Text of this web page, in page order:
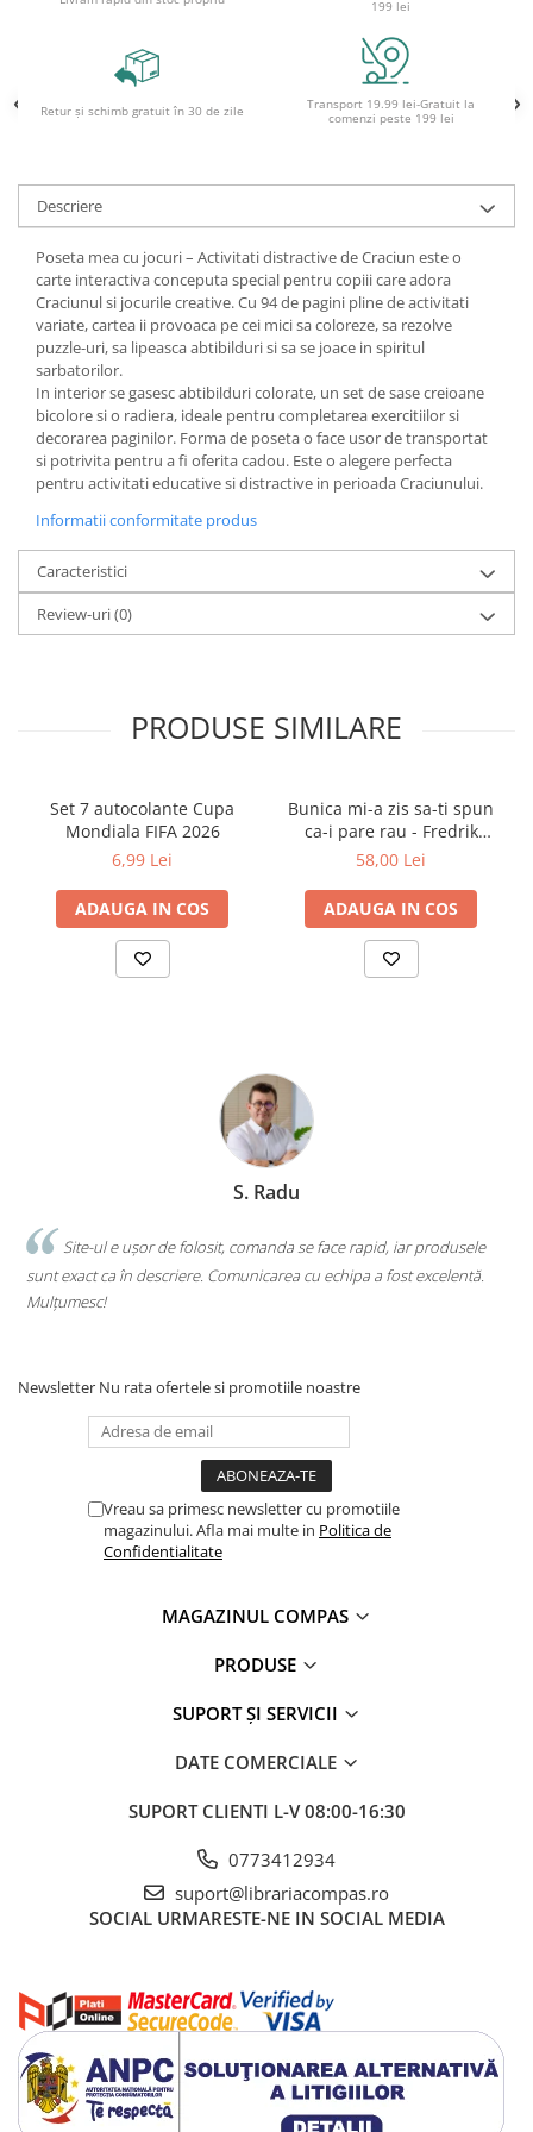
Trollere pentru copii
Penare echipate
Penare tip etui
Acuarele și pensule școlare
Acuarele școlare și Tempera
Pensule școlare
Pahare și palete pictură
199 lei
Retur și schimb gratuit în 30 de zile
Transport 19.99 lei-Gratuit la
comenzi peste 199 lei
Descriere
Poseta mea cu jocuri – Activitati distractive de Craciun este o
carte interactiva conceputa special pentru copiii care adora
Craciunul si jocurile creative. Cu 94 de pagini pline de activitati
variate, cartea ii provoaca pe cei mici sa coloreze, sa rezolve
puzzle-uri, sa lipeasca abtibilduri si sa se joace in spiritul
sarbatorilor.
In interior se gasesc abtibilduri colorate, un set de sase creioane
bicolore si o radiera, ideale pentru completarea exercitiilor si
decorarea paginilor. Forma de poseta o face usor de transportat
si potrivita pentru a fi oferita cadou. Este o alegere perfecta
pentru activitati educative si distractive in perioada Craciunului.
Informatii conformitate produs
Caracteristici
Review-uri(0)
PRODUSE SIMILARE
Set 7 autocolante Cupa
Mondiala FIFA 2026
6,99 Lei
ADAUGA IN COS
Bunica mi-a zis sa-ti spun
ca-i pare rau - Fredrik
Backman
58,00 Lei
ADAUGA IN COS
S. Radu
Site-ul e ușor de folosit, comanda se face rapid, iar produsele
sunt exact ca în descriere. Comunicarea cu echipa a fost excelentă.
Mulțumesc!
Newsletter Nu rata ofertele si promotiile noastre
Vreau sa primesc newsletter cu promotiile
magazinului. Afla mai multe in Politica de
Confidentialitate
MAGAZINUL COMPAS
PRODUSE
SUPORT ȘI SERVICII
DATE COMERCIALE
SUPORT CLIENTI L-V 08:00-16:30
0773412934
suport@librariacompas.ro
SOCIAL URMARESTE-NE IN SOCIAL MEDIA